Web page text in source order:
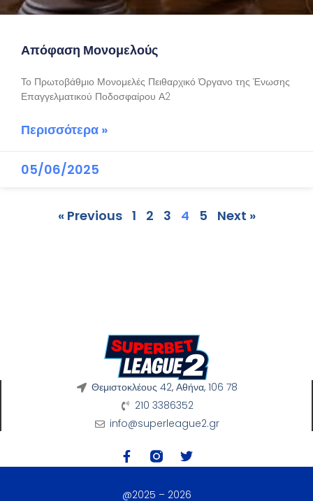
Απόφαση Μονομελούς
Το Πρωτοβάθμιο Μονομελές Πειθαρχικό Όργανο της Ένωσης
Επαγγελματικού Ποδοσφαίρου Α2
Περισσότερα »
05/06/2025
« Previous 1 2 3 4 5 Next »
Θεμιστοκλέους 42, Αθήνα, 106 78
210 3386352
info@superleague2.gr
@2025 – 2026